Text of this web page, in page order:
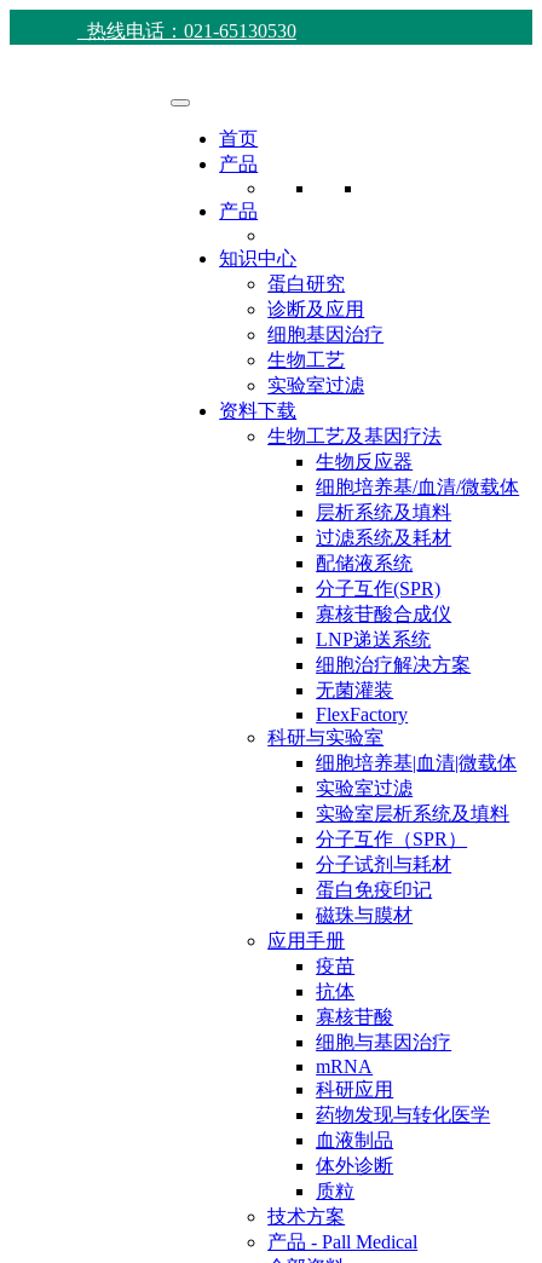
热线电话：021-65130530
首页
产品
产品
知识中心
蛋白研究
诊断及应用
细胞基因治疗
生物工艺
实验室过滤
资料下载
生物工艺及基因疗法
生物反应器
细胞培养基/血清/微载体
层析系统及填料
过滤系统及耗材
配储液系统
分子互作(SPR)
寡核苷酸合成仪
LNP递送系统
细胞治疗解决方案
无菌灌装
FlexFactory
科研与实验室
细胞培养基|血清|微载体
实验室过滤
实验室层析系统及填料
分子互作（SPR）
分子试剂与耗材
蛋白免疫印记
磁珠与膜材
应用手册
疫苗
抗体
寡核苷酸
细胞与基因治疗
mRNA
科研应用
药物发现与转化医学
血液制品
体外诊断
质粒
技术方案
产品 - Pall Medical